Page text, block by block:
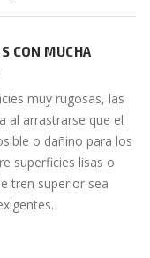
CON MUCHA
muy rugosas, las
al arrastrarse que el
o dañino para los
superficies lisas o
tren superior sea